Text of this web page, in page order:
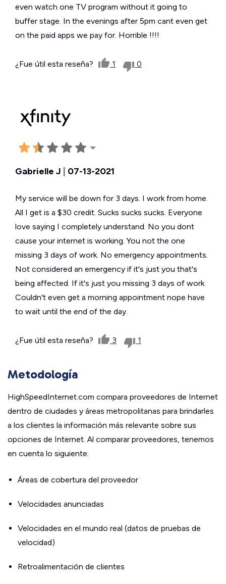
even watch one TV program without it going to
buffer stage. In the evenings after 5pm cant even get
on the paid apps we pay for. Horrible !!!!
¿Fue útil esta reseña? 1 0
Gabrielle J | 07-13-2021
My service will be down for 3 days. I work from home.
All I get is a $30 credit. Sucks sucks sucks. Everyone
love saying I completely understand. No you dont
cause your internet is working. You not the one
missing 3 days of work. No emergency appointments.
Not considered an emergency if it's just you that's
being affected. If it's just you missing 3 days of work.
Couldn't even get a morning appointment nope have
to wait until the end of the day.
¿Fue útil esta reseña? 3 1
Metodología
HighSpeedInternet.com compara proveedores de Internet
dentro de ciudades y áreas metropolitanas para brindarles
a los clientes la información más relevante sobre sus
opciones de Internet. Al comparar proveedores, tenemos
en cuenta lo siguiente:
Áreas de cobertura del proveedor
Velocidades anunciadas
Velocidades en el mundo real (datos de pruebas de
velocidad)
Retroalimentación de clientes